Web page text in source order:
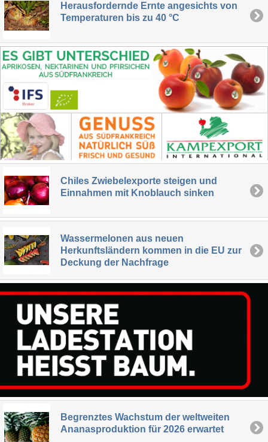
Herausfordernde Ernte angesichts von
Temperaturen bis zu 40 °C
Chiles Zwiebelexporte steigen und
Einnahmen mit Knoblauch sinken
Wassermelonen aus neuen
Herkunftsländern kommen in die EU zur
Deckung der Nachfrage
Begrenztes Wachstum der weltweiten
Ananasproduktion für 2026 erwartet